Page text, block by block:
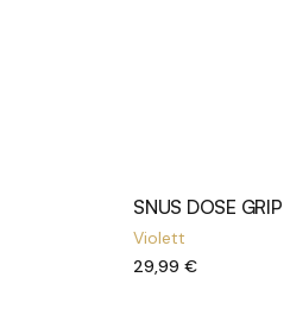
SNUS DOSE GRIP
Violett
29,99 €